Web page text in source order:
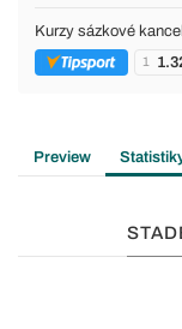
Kurzy sázkové
1
Preview